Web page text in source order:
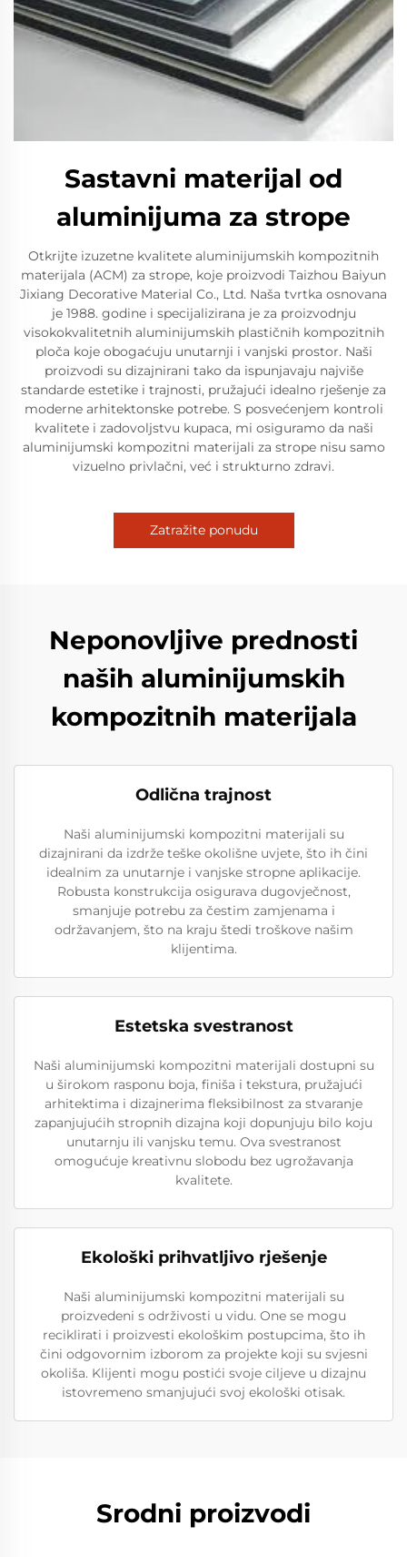
Sastavni materijal od
aluminijuma za strope
Otkrijte izuzetne kvalitete aluminijumskih kompozitnih
materijala (ACM) za strope, koje proizvodi Taizhou Baiyun
Jixiang Decorative Material Co., Ltd. Naša tvrtka osnovana
je 1988. godine i specijalizirana je za proizvodnju
visokokvalitetnih aluminijumskih plastičnih kompozitnih
ploča koje obogaćuju unutarnji i vanjski prostor. Naši
proizvodi su dizajnirani tako da ispunjavaju najviše
standarde estetike i trajnosti, pružajući idealno rješenje za
moderne arhitektonske potrebe. S posvećenjem kontroli
kvalitete i zadovoljstvu kupaca, mi osiguramo da naši
aluminijumski kompozitni materijali za strope nisu samo
vizuelno privlačni, već i strukturno zdravi.
Zatražite ponudu
Neponovljive prednosti
naših aluminijumskih
kompozitnih materijala
Odlična trajnost
Naši aluminijumski kompozitni materijali su
dizajnirani da izdrže teške okolišne uvjete, što ih čini
idealnim za unutarnje i vanjske stropne aplikacije.
Robusta konstrukcija osigurava dugovječnost,
smanjuje potrebu za čestim zamjenama i
održavanjem, što na kraju štedi troškove našim
klijentima.
Estetska svestranost
Naši aluminijumski kompozitni materijali dostupni su
u širokom rasponu boja, finiša i tekstura, pružajući
arhitektima i dizajnerima fleksibilnost za stvaranje
zapanjujućih stropnih dizajna koji dopunjuju bilo koju
unutarnju ili vanjsku temu. Ova svestranost
omogućuje kreativnu slobodu bez ugrožavanja
kvalitete.
Ekološki prihvatljivo rješenje
Naši aluminijumski kompozitni materijali su
proizvedeni s održivosti u vidu. One se mogu
reciklirati i proizvesti ekološkim postupcima, što ih
čini odgovornim izborom za projekte koji su svjesni
okoliša. Klijenti mogu postići svoje ciljeve u dizajnu
istovremeno smanjujući svoj ekološki otisak.
Srodni proizvodi